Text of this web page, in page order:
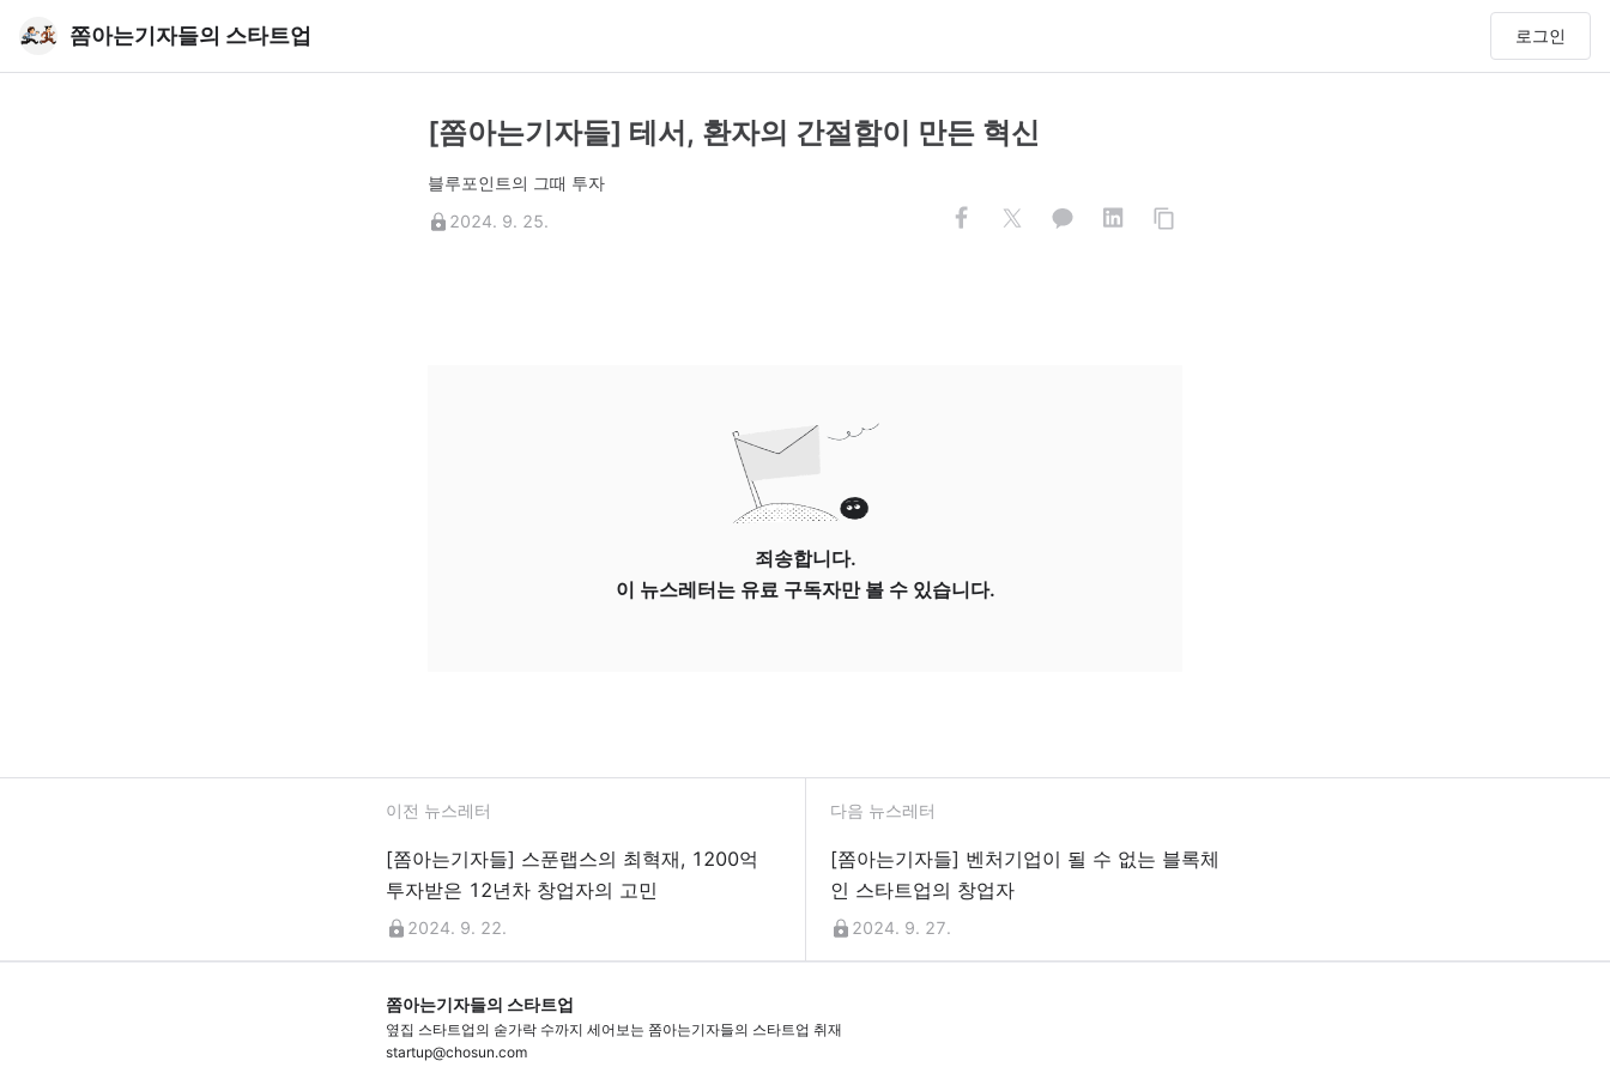
쫌아는기자들의 스타트업
[쫌아는기자들] 테서, 환자의 간절함이 만든 혁신
블루포인트의 그때 투자
2024. 9. 25.
죄송합니다.
이 뉴스레터는 유료 구독자만 볼 수 있습니다.
이전 뉴스레터
[쫌아는기자들] 스푼랩스의 최혁재, 1200억
투자받은 12년차 창업자의 고민
2024. 9. 22.
다음 뉴스레터
[쫌아는기자들] 벤처기업이 될 수 없는 블록체
인 스타트업의 창업자
2024. 9. 27.
쫌아는기자들의 스타트업
옆집 스타트업의 숟가락 수까지 세어보는 쫌아는기자들의 스타트업 취재
startup@chosun.com